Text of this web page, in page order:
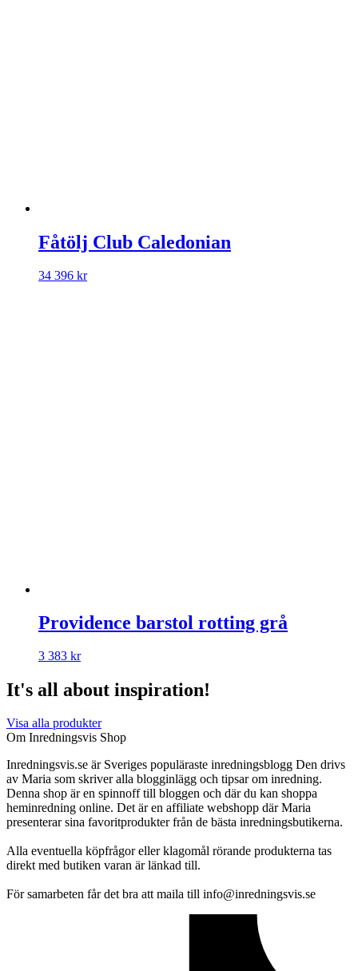
Fåtölj Club Caledonian
34 396 kr
Providence barstol rotting grå
3 383 kr
It's all about inspiration!
Visa alla produkter
Om Inredningsvis Shop
Inredningsvis.se är Sveriges populäraste inredningsblogg Den drivs
av Maria som skriver alla blogginlägg och tipsar om inredning.
Denna shop är en spinnoff till bloggen och där du kan shoppa
heminredning online. Det är en affiliate webshopp där Maria
presenterar sina favoritprodukter från de bästa inredningsbutikerna.
Alla eventuella köpfrågor eller klagomål rörande produkterna tas
direkt med butiken varan är länkad till.
För samarbeten får det bra att maila till info@inredningsvis.se